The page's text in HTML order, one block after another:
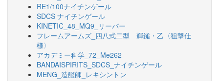
RE1/100ナイチンゲール
SDCS ナイチンゲール
KINETIC_48_MQ9_リーパー
フレームアームズ_四八式二型 輝鎚・乙〈狙撃仕
様〉
アカデミー科学_72_Me262
BANDAISPIRITS_SDCS_ナイチンゲール
MENG_造艦師_レキシントン